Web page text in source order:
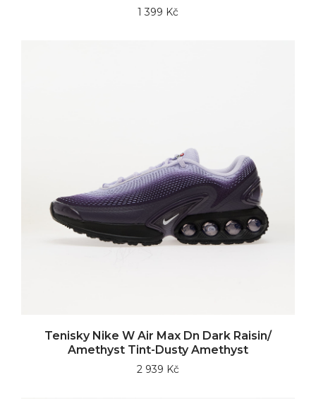
1 399 Kč
Tenisky Nike W Air Max Dn Dark Raisin/
Amethyst Tint-Dusty Amethyst
2 939 Kč